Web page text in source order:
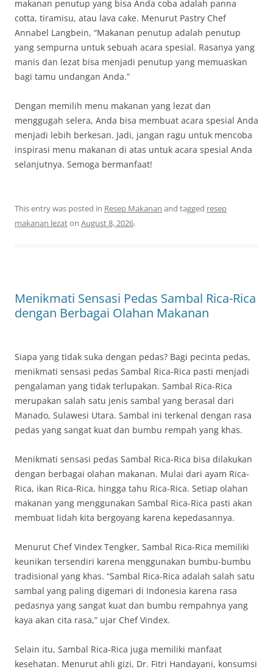
makanan penutup yang bisa Anda coba adalah panna
cotta, tiramisu, atau lava cake. Menurut Pastry Chef
Annabel Langbein, “Makanan penutup adalah penutup
yang sempurna untuk sebuah acara spesial. Rasanya yang
manis dan lezat bisa menjadi penutup yang memuaskan
bagi tamu undangan Anda.”
Dengan memilih menu makanan yang lezat dan
menggugah selera, Anda bisa membuat acara spesial Anda
menjadi lebih berkesan. Jadi, jangan ragu untuk mencoba
inspirasi menu makanan di atas untuk acara spesial Anda
selanjutnya. Semoga bermanfaat!
This entry was posted in Resep Makanan and tagged resep
makanan lezaton August 8, 2026.
Menikmati Sensasi Pedas Sambal Rica-Rica
dengan Berbagai Olahan Makanan
Siapa yang tidak suka dengan pedas? Bagi pecinta pedas,
menikmati sensasi pedas Sambal Rica-Rica pasti menjadi
pengalaman yang tidak terlupakan. Sambal Rica-Rica
merupakan salah satu jenis sambal yang berasal dari
Manado, Sulawesi Utara. Sambal ini terkenal dengan rasa
pedas yang sangat kuat dan bumbu rempah yang khas.
Menikmati sensasi pedas Sambal Rica-Rica bisa dilakukan
dengan berbagai olahan makanan. Mulai dari ayam Rica-
Rica, ikan Rica-Rica, hingga tahu Rica-Rica. Setiap olahan
makanan yang menggunakan Sambal Rica-Rica pasti akan
membuat lidah kita bergoyang karena kepedasannya.
Menurut Chef Vindex Tengker, Sambal Rica-Rica memiliki
keunikan tersendiri karena menggunakan bumbu-bumbu
tradisional yang khas. “Sambal Rica-Rica adalah salah satu
sambal yang paling digemari di Indonesia karena rasa
pedasnya yang sangat kuat dan bumbu rempahnya yang
kaya akan cita rasa,” ujar Chef Vindex.
Selain itu, Sambal Rica-Rica juga memiliki manfaat
kesehatan. Menurut ahli gizi, Dr. Fitri Handayani, konsumsi